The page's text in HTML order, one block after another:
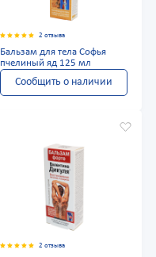
2 отзыва
Бальзам для тела Софья
пчелиный яд 125 мл
Сообщить о наличии
2 отзыва